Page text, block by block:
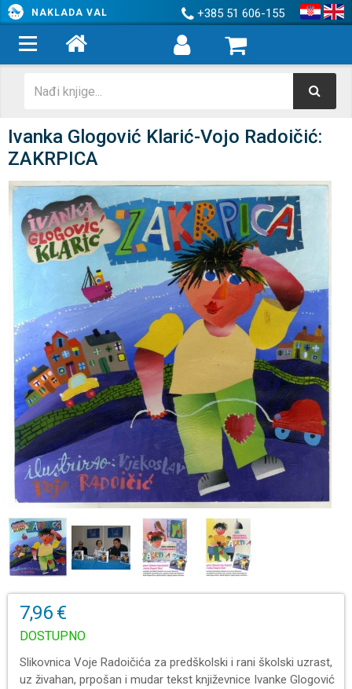
NAKLADA VAL +385 51 606-155
Ivanka Glogović Klarić-Vojo Radoičić:
ZAKRPICA
7,96 €
DOSTUPNO
Slikovnica Voje Radoičića za predškolski i rani školski uzrast,
uz živahan, prpošan i mudar tekst književnice Ivanke Glogović